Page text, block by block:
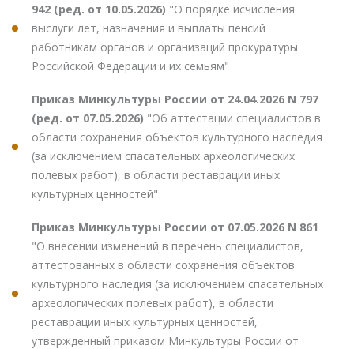
942 (ред. от 10.05.2026) "О порядке исчисления
выслуги лет, назначения и выплаты пенсий
работникам органов и организаций прокуратуры
Российской Федерации и их семьям"
Приказ Минкультуры России от 24.04.2026 N 797
(ред. от 07.05.2026) "Об аттестации специалистов в
области сохранения объектов культурного наследия
(за исключением спасательных археологических
полевых работ), в области реставрации иных
культурных ценностей"
Приказ Минкультуры России от 07.05.2026 N 861
"О внесении изменений в перечень специалистов,
аттестованных в области сохранения объектов
культурного наследия (за исключением спасательных
археологических полевых работ), в области
реставрации иных культурных ценностей,
утвержденный приказом Минкультуры России от